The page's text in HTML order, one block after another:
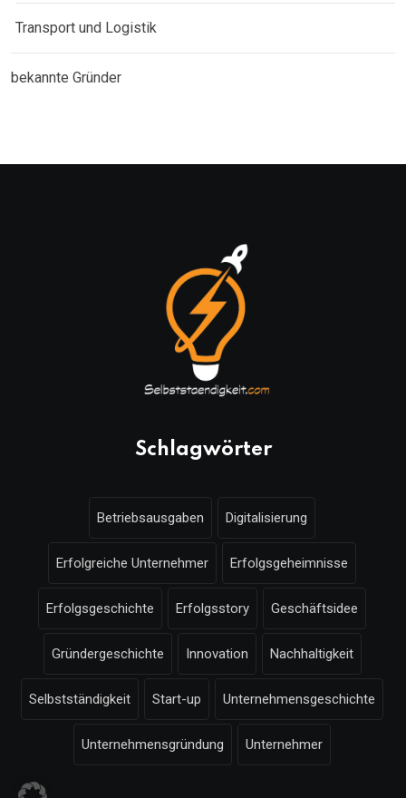
Transport und Logistik
bekannte Gründer
Schlagwörter
Betriebsausgaben Digitalisierung
Erfolgreiche Unternehmer Erfolgsgeheimnisse
Erfolgsgeschichte Erfolgsstory Geschäftsidee
Gründergeschichte Innovation Nachhaltigkeit
Selbstständigkeit Start-up Unternehmensgeschichte
Unternehmensgründung Unternehmer